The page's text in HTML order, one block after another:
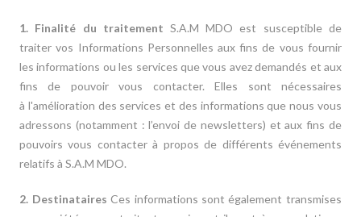
1. Finalité du traitement S.A.M MDO est susceptible de
traiter vos Informations Personnelles aux fins de vous fournir
les informations ou les services que vous avez demandés et aux
fins de pouvoir vous contacter. Elles sont nécessaires
à l'amélioration des services et des informations que nous vous
adressons (notamment : l’envoi de newsletters) et aux fins de
pouvoirs vous contacter à propos de différents événements
relatifs à S.A.M MDO.
2. Destinataires Ces informations sont également transmises